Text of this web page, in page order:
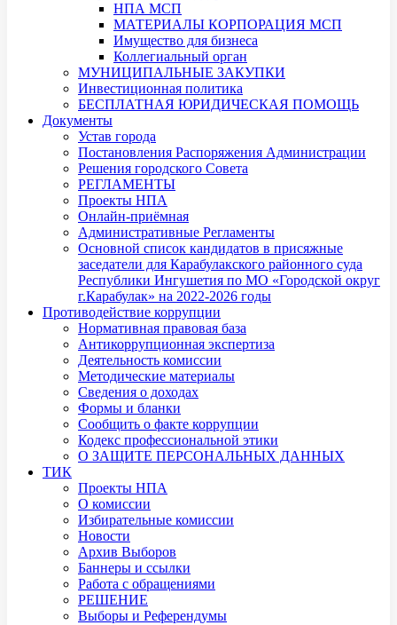
НПА МСП
МАТЕРИАЛЫ КОРПОРАЦИЯ МСП
Имущество для бизнеса
Коллегиальный орган
МУНИЦИПАЛЬНЫЕ ЗАКУПКИ
Инвестиционная политика
БЕСПЛАТНАЯ ЮРИДИЧЕСКАЯ ПОМОЩЬ
Документы
Устав города
Постановления Распоряжения Администрации
Решения городского Совета
РЕГЛАМЕНТЫ
Проекты НПА
Онлайн-приёмная
Административные Регламенты
Основной список кандидатов в присяжные
заседатели для Карабулакского районного суда
Республики Ингушетия по МО «Городской округ
г.Карабулак» на 2022-2026 годы
Противодействие коррупции
Нормативная правовая база
Антикоррупционная экспертиза
Деятельность комиссии
Методические материалы
Сведения о доходах
Формы и бланки
Сообщить о факте коррупции
Кодекс профессиональной этики
О ЗАЩИТЕ ПЕРСОНАЛЬНЫХ ДАННЫХ
ТИК
Проекты НПА
О комиссии
Избирательные комиссии
Новости
Архив Выборов
Баннеры и ссылки
Работа с обращениями
РЕШЕНИЕ
Выборы и Референдумы